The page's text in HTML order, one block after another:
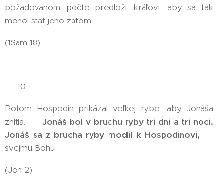
požadovanom počte predložil kráľovi, aby sa tak
mohol stať jeho zaťom.
(1Sam 18)
👉 10.
Potom Hospodin prikázal veľkej rybe, aby Jonáša
zhltla. 🤣 Jonáš bol v bruchu ryby tri dni a tri noci.
Jonáš sa z brucha ryby modlil k Hospodinovi,
svojmu Bohu.
(Jon 2)